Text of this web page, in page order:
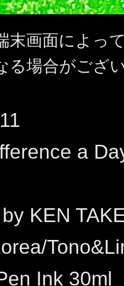
末画面によっ
る場合がござ
a
KEN
Ink 30ml